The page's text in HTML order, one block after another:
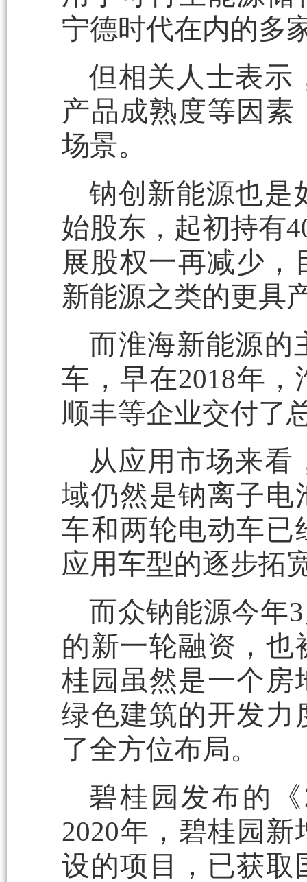
宁德时代在内的多
但相关人士表示
产品成熟度等因
场景。
钠创新能源也是
始股东，起初持有
展股权一再减少，
新能源之类的更具
而淮海新能源的
车，早在2018年
顺丰等企业交付了
从应用市场来看
域仍然是钠离子电
车和两轮电动车已
应用车型的逐步拓
而众钠能源今年
的新一轮融资，
桂园虽然是一个房
绿色建筑的开发力
了全方位布局。
碧桂园发布的
2020年，碧桂园
设的项目，已获取